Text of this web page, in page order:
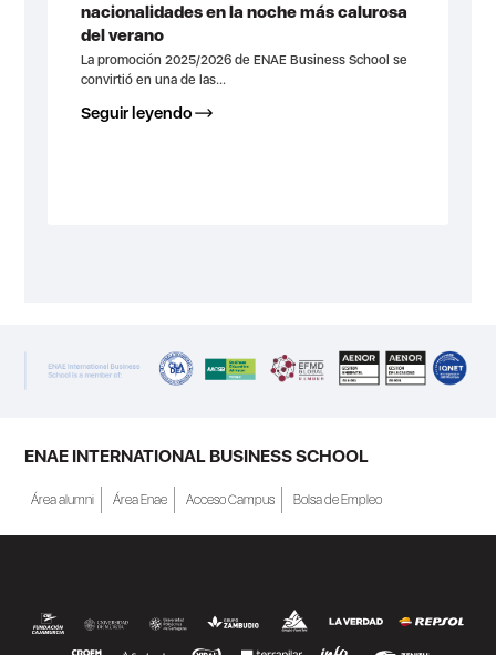
nacionalidades en la noche más calurosa
del verano
La promoción 2025/2026 de ENAE Business School se
convirtió en una de las...
Seguir leyendo
ENAE INTERNATIONAL BUSINESS SCHOOL
Área alumni Área Enae Acceso Campus Bolsa de Empleo